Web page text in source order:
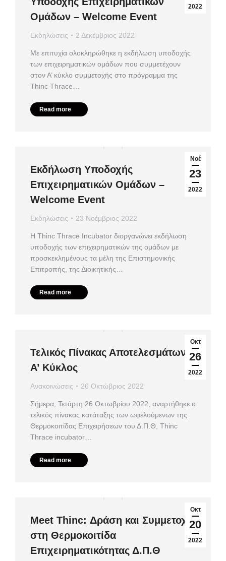
2022
Ομάδων – Welcome Event
Εκδηλώσεις 2 Δεκέμβριος 2022
Με επιτυχία ολοκληρώθηκε η εκδήλωση υποδοχής
των επιχειρηματικών ομάδων που συμμετέχουν
στον Α’ κύκλο συμμετοχής στο πρόγραμμα της
Thinc Thrace…
Read more
Νοέ
23
2022
Εκδήλωση Υποδοχής
Επιχειρηματικών Ομάδων –
Welcome Event
Εκδηλώσεις 23 Νοέμβριος 2022
Η Thinc Thrace Incubator διοργανώνει εκδήλωση
υποδοχής των επιχειρηματικών της ομάδων με
προσκεκλημένους τα μέλη της Επιστημονικής
Επιτροπής, της Διοικητικής…
Read more
Οκτ
26
2022
Τελικός Πίνακας Αποτελεσμάτων –
Α’ Κύκλος
Ανακοινώσεις 26 Οκτώβριος 2022
Σήμερα, Τετάρτη 26 Οκτωβρίου 2022, αναρτήθηκε ο
τελικός πίνακας κατάταξης των ωφελούμενων της
Θερμοκοιτίδας Επιχειρήσεων του Δ.Π.Θ, Thinc
Thrace incubator…
Read more
Οκτ
20
2022
Meet Thinc: Δράση και Συμμετοχή
στη Θερμοκοιτίδα
Επιχειρηματικότητας Δ.Π.Θ